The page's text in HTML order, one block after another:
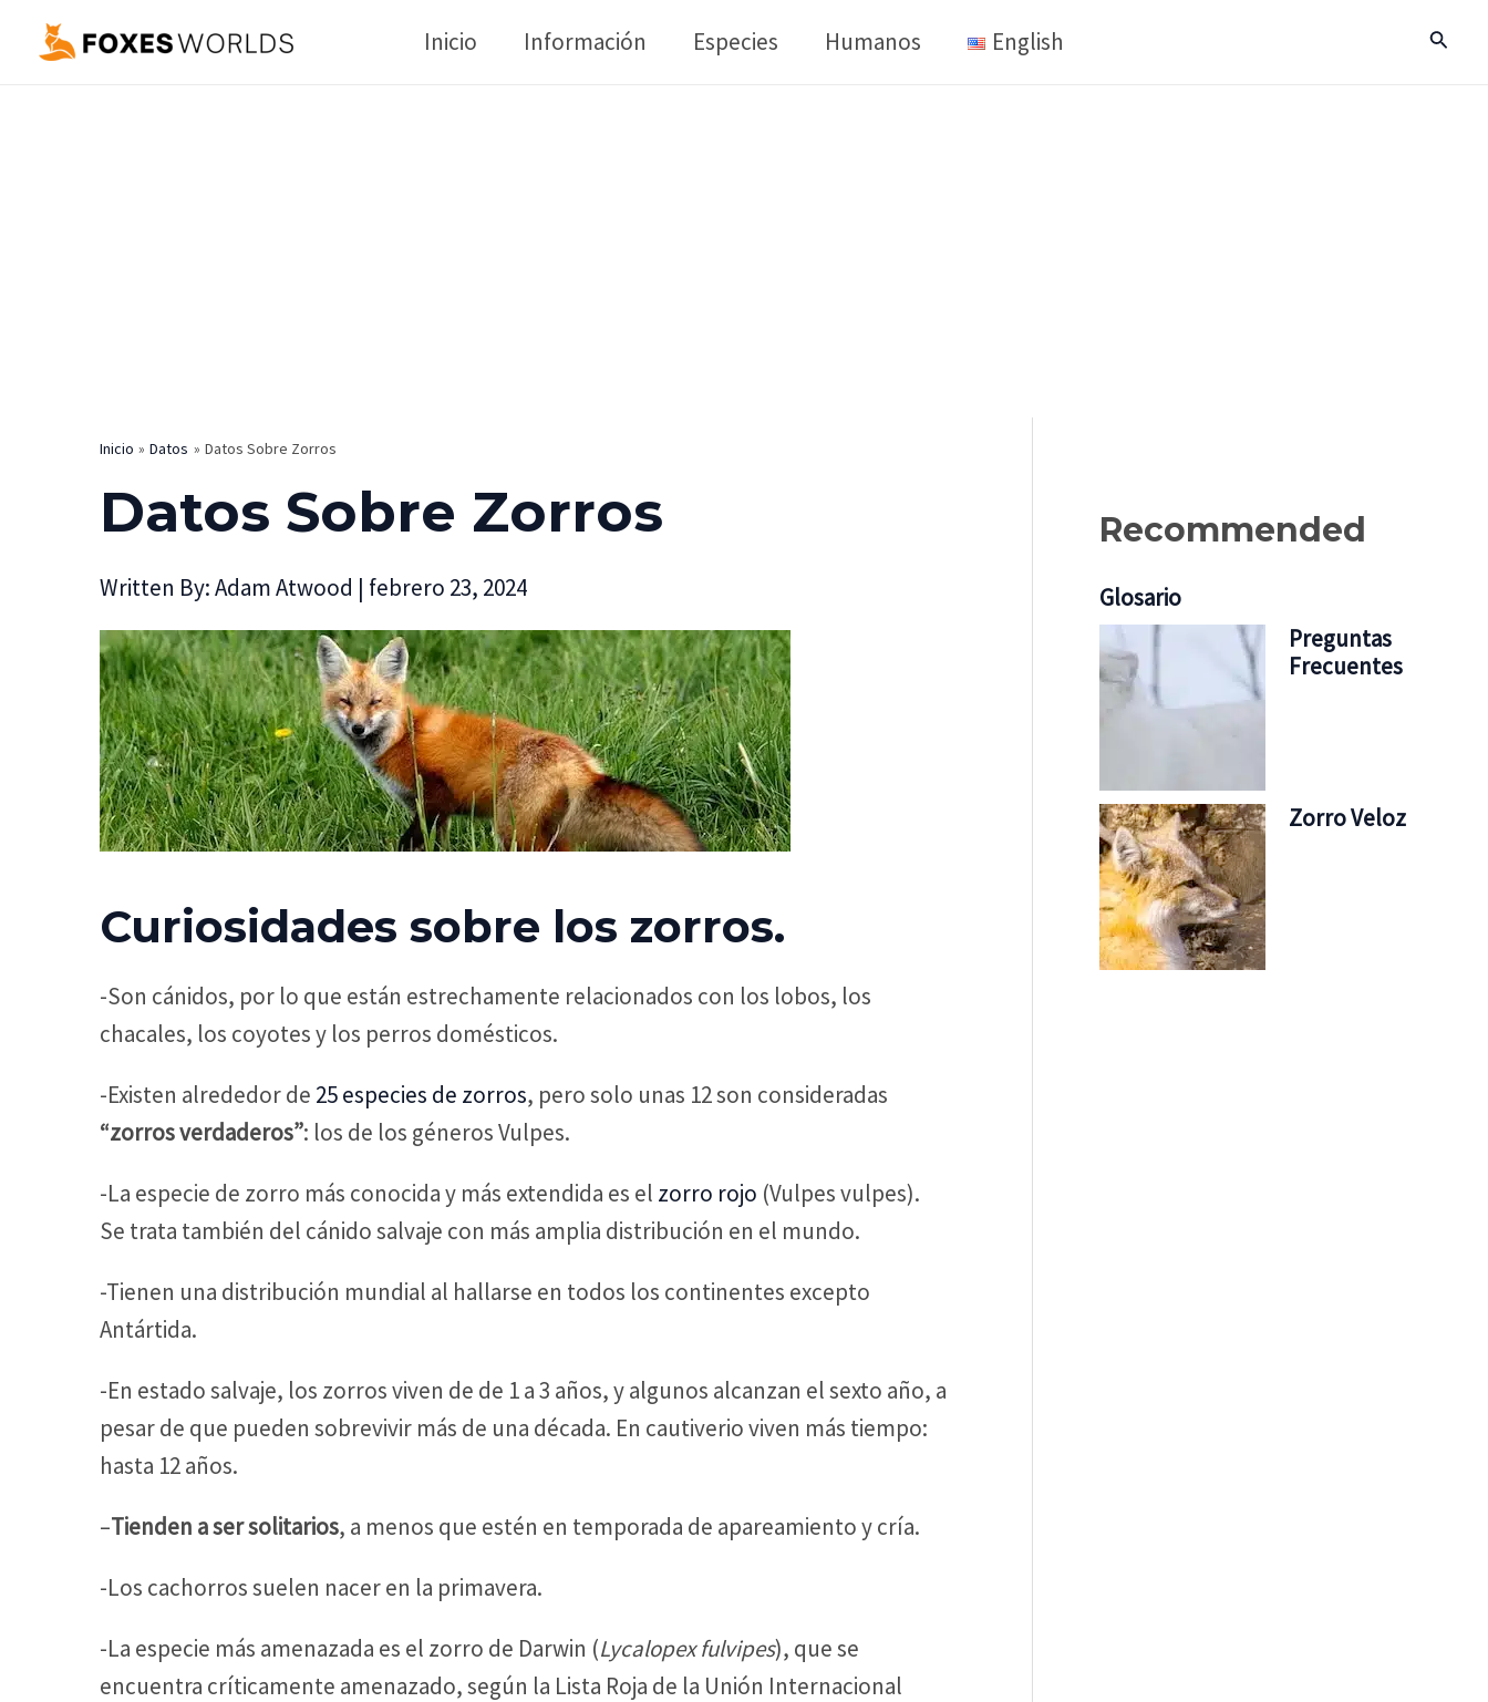
Inicio Información Especies Humanos English Buscar
Inicio Datos Datos Sobre Zorros
Datos Sobre Zorros
Written By:Adam Atwood | febrero 23, 2024
Curiosidades sobre los zorros.
-Son cánidos, por lo que están estrechamente relacionados con los lobos, los
chacales, los coyotes y los perros domésticos.
-Existen alrededor de 25 especies de zorros, pero solo unas 12 son consideradas
“zorros verdaderos”: los de los géneros Vulpes.
-La especie de zorro más conocida y más extendida es el zorro rojo (Vulpes vulpes).
Se trata también del cánido salvaje con más amplia distribución en el mundo.
-Tienen una distribución mundial al hallarse en todos los continentes excepto
Antártida.
-En estado salvaje, los zorros viven de de 1 a 3 años, y algunos alcanzan el sexto año, a
pesar de que pueden sobrevivir más de una década. En cautiverio viven más tiempo:
hasta 12 años.
–Tienden a ser solitarios, a menos que estén en temporada de apareamiento y cría.
-Los cachorros suelen nacer en la primavera.
-La especie más amenazada es el zorro de Darwin (Lycalopex fulvipes), que se
encuentra críticamente amenazado, según la Lista Roja de la Unión Internacional
Recommended
Glosario
Preguntas
Frecuentes
Zorro Veloz